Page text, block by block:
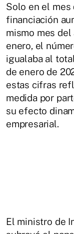
Solo en el
financiación
mismo mes del
enero, el
igualaba al
de enero de
estas cifras
medida por
su efecto
empresarial.
El ministro de